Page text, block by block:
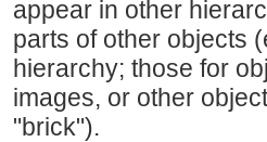
appear in other
parts of other objects
hierarchy; those for
images, or other
"brick").